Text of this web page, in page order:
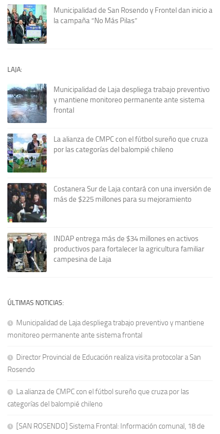
Municipalidad de San Rosendo y Frontel dan inicio a
la campaña “No Más Pilas”
LAJA:
Municipalidad de Laja despliega trabajo preventivo
y mantiene monitoreo permanente ante sistema
frontal
La alianza de CMPC con el fútbol sureño que cruza
por las categorías del balompié chileno
Costanera Sur de Laja contará con una inversión de
más de $225 millones para su mejoramiento
INDAP entrega más de $34 millones en activos
productivos para fortalecer la agricultura familiar
campesina de Laja
ÚLTIMAS NOTICIAS:
Municipalidad de Laja despliega trabajo preventivo y mantiene
monitoreo permanente ante sistema frontal
Director Provincial de Educación realiza visita protocolar a San
Rosendo
La alianza de CMPC con el fútbol sureño que cruza por las
categorías del balompié chileno
[SAN ROSENDO] Sistema Frontal: Información comunal, 18 de